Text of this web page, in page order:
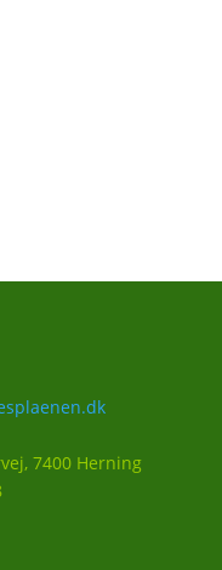
7400 Herning